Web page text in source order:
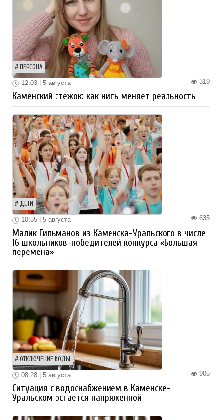
ПЕРСОНА
319
12:03 | 5 августа
Каменский стежок: как нить меняет реальность
ДЕТИ
635
10:55 | 5 августа
Малик Гильманов из Каменска-Уральского в числе
16 школьников-победителей конкурса «Большая
перемена»
ОТКЛЮЧЕНИЕ ВОДЫ
905
08:28 | 5 августа
Ситуация с водоснабжением в Каменске-
Уральском остается напряженной